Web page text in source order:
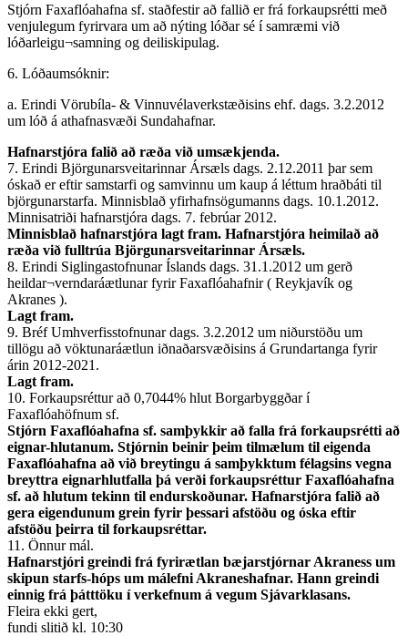
Stjórn Faxaflóahafna sf. staðfestir að fallið er frá forkaupsrétti með
venjulegum fyrirvara um að nýting lóðar sé í samræmi við
lóðarleigu¬samning og deiliskipulag.
6. Lóðaumsóknir:
a. Erindi Vörubíla- & Vinnuvélaverkstæðisins ehf. dags. 3.2.2012
um lóð á athafnasvæði Sundahafnar.
Hafnarstjóra falið að ræða við umsækjenda.
7. Erindi Björgunarsveitarinnar Ársæls dags. 2.12.2011 þar sem
óskað er eftir samstarfi og samvinnu um kaup á léttum hraðbáti til
björgunarstarfa. Minnisblað yfirhafnsögumanns dags. 10.1.2012.
Minnisatriði hafnarstjóra dags. 7. febrúar 2012.
Minnisblað hafnarstjóra lagt fram. Hafnarstjóra heimilað að
ræða við fulltrúa Björgunarsveitarinnar Ársæls.
8. Erindi Siglingastofnunar Íslands dags. 31.1.2012 um gerð
heildar¬verndaráætlunar fyrir Faxaflóahafnir ( Reykjavík og
Akranes ).
Lagt fram.
9. Bréf Umhverfisstofnunar dags. 3.2.2012 um niðurstöðu um
tillögu að vöktunaráætlun iðnaðarsvæðisins á Grundartanga fyrir
árin 2012-2021.
Lagt fram.
10. Forkaupsréttur að 0,7044% hlut Borgarbyggðar í
Faxaflóahöfnum sf.
Stjórn Faxaflóahafna sf. samþykkir að falla frá forkaupsrétti að
eignar-hlutanum. Stjórnin beinir þeim tilmælum til eigenda
Faxaflóahafna að við breytingu á samþykktum félagsins vegna
breyttra eignarhlutfalla þá verði forkaupsréttur Faxaflóahafna
sf. að hlutum tekinn til endurskoðunar. Hafnarstjóra falið að
gera eigendunum grein fyrir þessari afstöðu og óska eftir
afstöðu þeirra til forkaupsréttar.
11. Önnur mál.
Hafnarstjóri greindi frá fyrirætlan bæjarstjórnar Akraness um
skipun starfs-hóps um málefni Akraneshafnar. Hann greindi
einnig frá þátttöku í verkefnum á vegum Sjávarklasans.
Fleira ekki gert,
fundi slitið kl. 10:30